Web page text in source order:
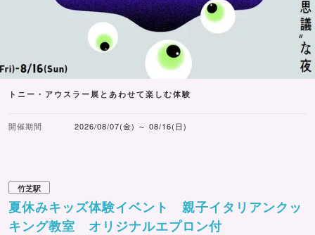
トニー・アウスラー展とあわせて楽しむ体験
開催期間 2026/08/07(金) ～ 08/16(日)
竹芝駅
夏休みキッズ体験イベント 親子イタリアンクッ
キング教室 オリジナルエプロン付